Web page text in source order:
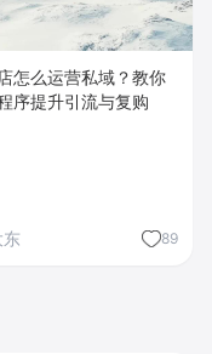
怎么运营私域？教你
序提升引流与复购
东 89